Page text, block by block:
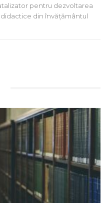
pentru dezvoltarea
din învățământul